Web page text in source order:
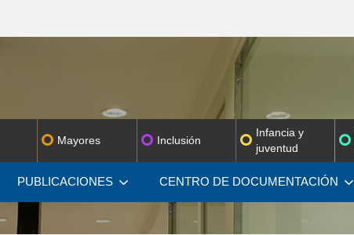
PUBLICACIONES CENTRO DE DOCUMENTACIÓN
Mayores Inclusión
Infancia y
juventud